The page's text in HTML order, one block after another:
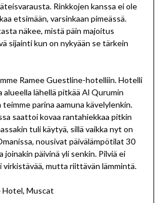
Rinkkojen kanssa ei ole
etsimään, varsinkaan pimeässä.
näkee, mistä päin majoitus
sijainti kun on nykyään se tärkein
Ramee Guestline-hotelliin. Hotelli
alueella lähellä pitkää Al Qurumin
teimme parina aamuna kävelylenkin.
saattoi kovaa rantahiekkaa pitkin
tuli käytyä, sillä vaikka nyt on
nousivat päivälämpötilat 30
päivinä yli senkin. Pilviä ei
virkistävää, mutta riittävän lämmintä.